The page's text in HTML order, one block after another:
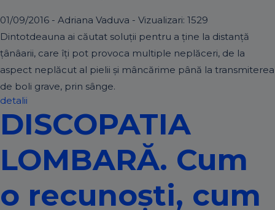
01/09/2016 - Adriana Vaduva - Vizualizari: 1529
Dintotdeauna ai căutat soluții pentru a ține la distanță
țânâarii, care îți pot provoca multiple neplăceri, de la
aspect neplăcut al pielii și mâncărime până la transmiterea
de boli grave, prin sânge.
detalii
DISCOPATIA
LOMBARĂ. Cum
o recunoști, cum